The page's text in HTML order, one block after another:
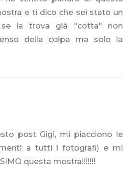
e ti dico che sei stato un
se la trova già "cotta" non
della colpa ma solo la
post Gigi, mi piacciono le
a tutti i fotografi) e mi
questa mostra!!!!!!!